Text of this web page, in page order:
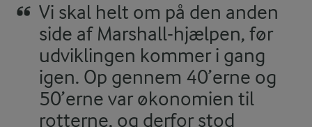
Vi skal helt om på den anden
side af Marshall-hjælpen, før
udviklingen kommer i gang
igen. Op gennem 40’erne og
50’erne var økonomien til
rotterne, og derfor stod